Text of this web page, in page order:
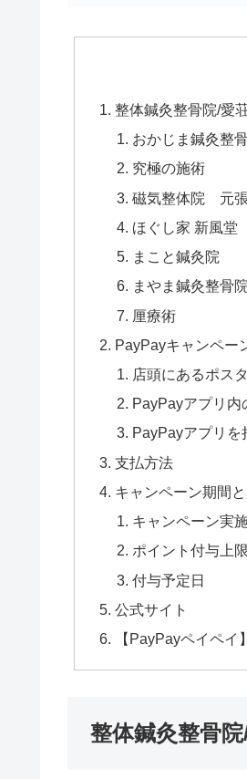
整体鍼灸整骨院/愛
おかじま鍼灸整
究極の施術
磁気整体院 元
ほぐし家 新風堂
まこと鍼灸院
まやま鍼灸整骨院
厘療術
PayPayキャンペー
店頭にあるポス
PayPayアプリ内
PayPayアプリを
支払方法
キャンペーン期間
キャンペーン実
ポイント付与上限
付与予定日
公式サイト
【PayPayペイペ
整体鍼灸整骨